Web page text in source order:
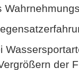
der